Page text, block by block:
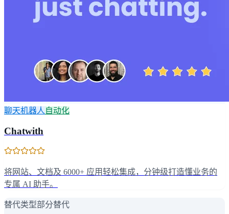
聊天机器人 自动化
Chatwith
将网站、文档及 6000+ 应用轻松集成，分钟级打造懂业务的
专属 AI 助手。
替代类型部分替代